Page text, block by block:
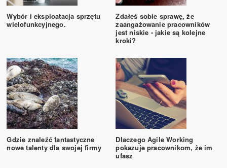
Wybór i eksploatacja sprzętu
wielofunkcyjnego.
Zdałeś sobie sprawę, że
zaangażowanie pracowników
jest niskie - jakie są kolejne
kroki?
Gdzie znaleźć fantastyczne
nowe talenty dla swojej firmy
Dlaczego Agile Working
pokazuje pracownikom, że im
ufasz